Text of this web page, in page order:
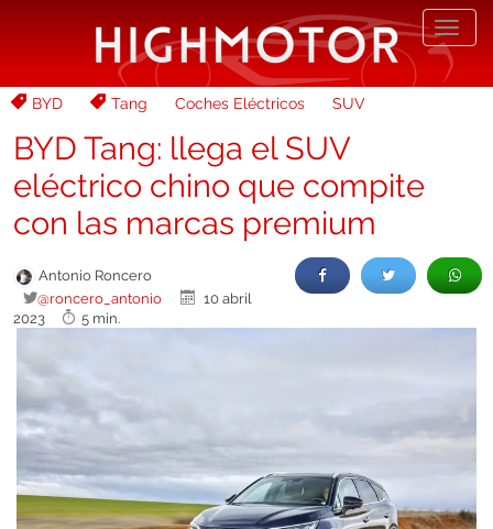
BYD Tang Coches Eléctricos SUV
BYD Tang: llega el SUV
eléctrico chino que compite
con las marcas premium
Antonio Roncero
@roncero_antonio
10 abril
2023
5 min.